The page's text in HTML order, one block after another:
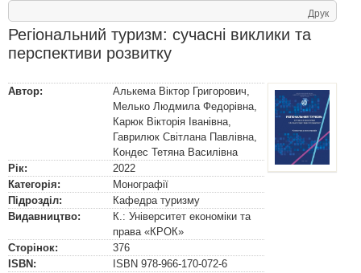
Друк
Регіональний туризм: сучасні виклики та
перспективи розвитку
Автор: Алькема Віктор Григорович,
Мелько Людмила Федорівна,
Карюк Вікторія Іванівна,
Гаврилюк Світлана Павлівна,
Кондес Тетяна Василівна
Рік:
2022
Категорія:
Монографії
Підрозділ:
Кафедра туризму
Видавництво:
К.: Університет економіки та
права «КРОК»
Сторінок:
376
ISBN:
ISBN 978-966-170-072-6